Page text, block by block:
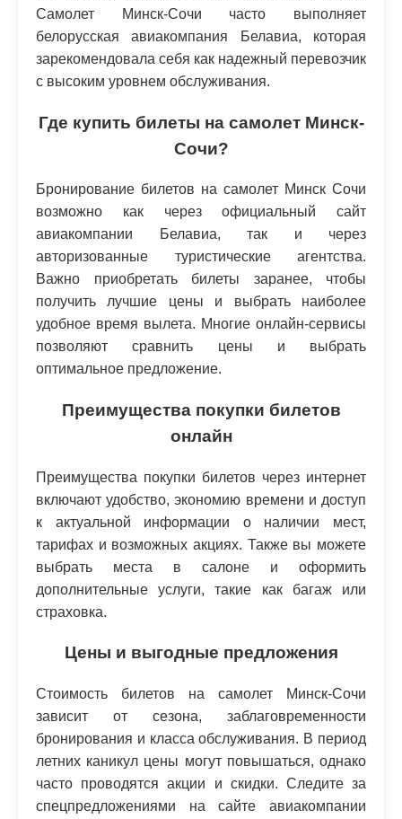
Самолет Минск-Сочи часто выполняет
белорусская авиакомпания Белавиа, которая
зарекомендовала себя как надежный перевозчик
с высоким уровнем обслуживания.
Где купить билеты на самолет Минск-
Сочи?
Бронирование билетов на самолет Минск Сочи
возможно как через официальный сайт
авиакомпании Белавиа, так и через
авторизованные туристические агентства.
Важно приобретать билеты заранее, чтобы
получить лучшие цены и выбрать наиболее
удобное время вылета. Многие онлайн-сервисы
позволяют сравнить цены и выбрать
оптимальное предложение.
Преимущества покупки билетов
онлайн
Преимущества покупки билетов через интернет
включают удобство, экономию времени и доступ
к актуальной информации о наличии мест,
тарифах и возможных акциях. Также вы можете
выбрать места в салоне и оформить
дополнительные услуги, такие как багаж или
страховка.
Цены и выгодные предложения
Стоимость билетов на самолет Минск-Сочи
зависит от сезона, заблаговременности
бронирования и класса обслуживания. В период
летних каникул цены могут повышаться, однако
часто проводятся акции и скидки. Следите за
спецпредложениями на сайте авиакомпании